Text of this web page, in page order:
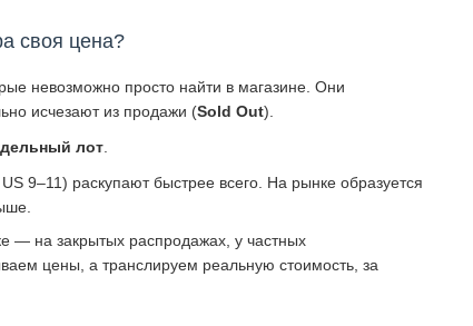
своя цена?
невозможно просто найти в магазине. Они
исчезают из продажи (Sold Out).
лот
9–11) раскупают быстрее всего. На рынке образуется
на закрытых распродажах, у частных
цены, а транслируем реальную стоимость, за